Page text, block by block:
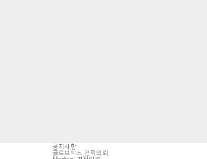
공지사항
글로브박스 견적의뢰